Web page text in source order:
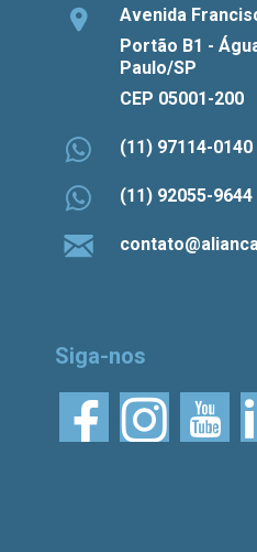
Avenida
Portão B1 -
Paulo/SP
CEP 05001-200
(11) 97114-0140
(11) 92055-9644
Siga-nos